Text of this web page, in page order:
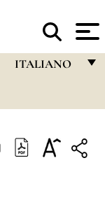
ITALIANO
ITALIANO